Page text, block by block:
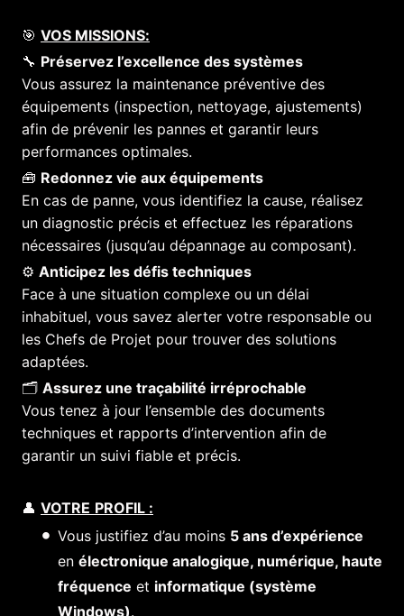
🎯 VOS MISSIONS:
🔧 Préservez l’excellence des systèmes
Vous assurez la maintenance préventive des
équipements (inspection, nettoyage, ajustements)
afin de prévenir les pannes et garantir leurs
performances optimales.
🧰 Redonnez vie aux équipements
En cas de panne, vous identifiez la cause, réalisez
un diagnostic précis et effectuez les réparations
nécessaires (jusqu’au dépannage au composant).
⚙️ Anticipez les défis techniques
Face à une situation complexe ou un délai
inhabituel, vous savez alerter votre responsable ou
les Chefs de Projet pour trouver des solutions
adaptées.
🗂️ Assurez une traçabilité irréprochable
Vous tenez à jour l’ensemble des documents
techniques et rapports d’intervention afin de
garantir un suivi fiable et précis.
👤 VOTRE PROFIL :
Vous justifiez d’au moins 5 ans d’expérience
en électronique analogique, numérique, haute
fréquence et informatique (système
Windows).